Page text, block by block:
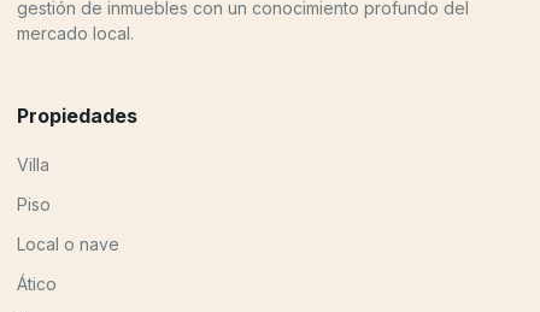
gestión de inmuebles con un conocimiento profundo del
mercado local.
Propiedades
Villa
Piso
Local o nave
Ático